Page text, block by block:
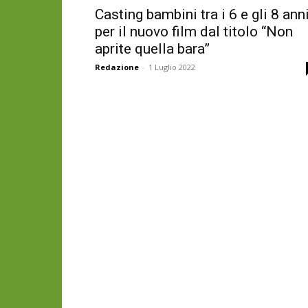
Casting bambini tra i 6 e gli 8
per il nuovo film dal titolo “Non
aprite quella bara”
Redazione - 1 Luglio 2022